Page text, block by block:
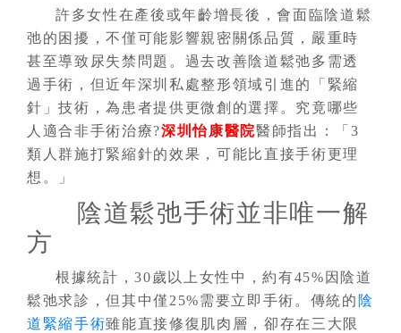
許多女性在產後或年齡增長後，會面臨陰道鬆
弛的困擾，不僅可能影響親密關係品質，嚴重時
甚至導致尿失禁問題。過去改善陰道鬆弛多需透
過手術，但近年深圳私處整形領域引進的「緊縮
針」技術，為患者提供更微創的選擇。究竟哪些
人適合非手術治療?深圳怡康醫院醫師指出：「3
類人群施打緊縮針的效果，可能比直接手術更理
想。」
陰道鬆弛手術並非唯一解
方
根據統計，30歲以上女性中，約有45%因陰道
鬆弛求診，但其中僅25%需要立即手術。傳統的 陰
道緊縮手術雖能直接修復肌肉層，卻存在三大限